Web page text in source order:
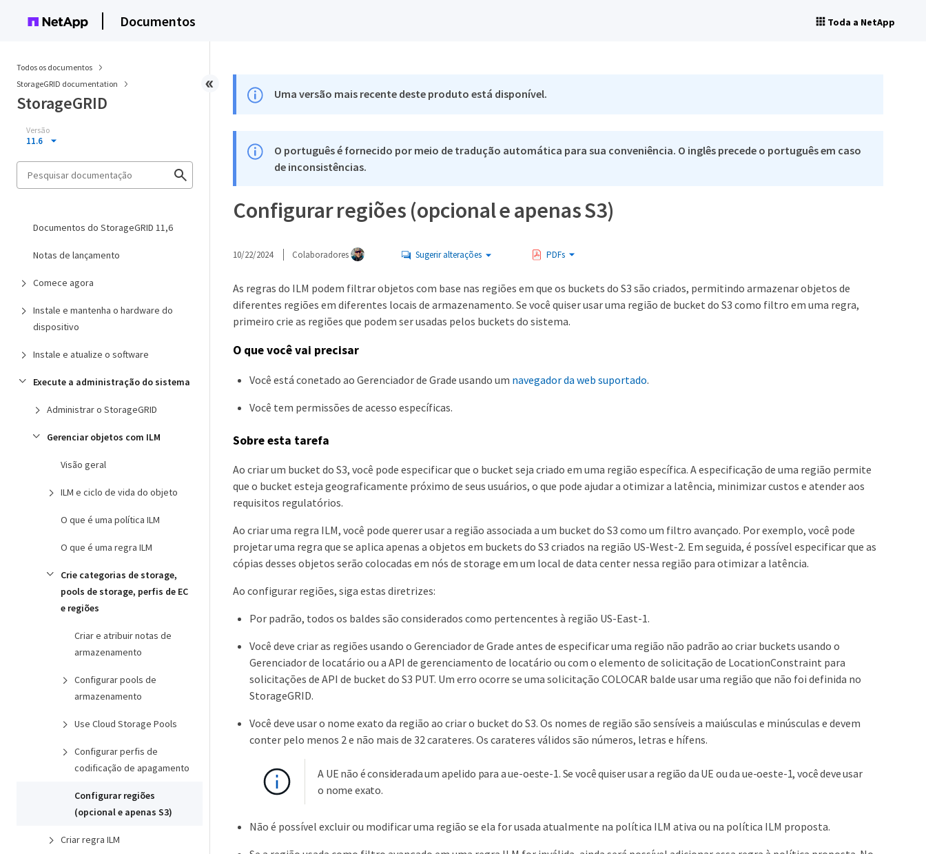
Documentos Toda a NetApp
Todos os documentos
StorageGRID documentation
StorageGRID
Versão
11.6
Documentos do StorageGRID 11,6
Notas de lançamento
Comece agora
Instale e mantenha o hardware do
dispositivo
Instale e atualize o software
Execute a administração do sistema
Administrar o StorageGRID
Gerenciar objetos com ILM
Visão geral
ILM e ciclo de vida do objeto
O que é uma política ILM
O que é uma regra ILM
Crie categorias de storage,
pools de storage, perfis de EC
e regiões
Criar e atribuir notas de
armazenamento
Configurar pools de
armazenamento
Use Cloud Storage Pools
Configurar perfis de
codificação de apagamento
Configurar regiões
(opcional e apenas S3)
Criar regra ILM
Uma versão mais recente deste produto está disponível.
O português é fornecido por meio de tradução automática para sua conveniência. O inglês precede o português em caso
de inconsistências.
Configurar regiões (opcional e apenas S3)
10/22/2024 Colaboradores Sugerir alterações PDFs
As regras do ILM podem filtrar objetos com base nas regiões em que os buckets do S3 são criados, permitindo armazenar objetos de
diferentes regiões em diferentes locais de armazenamento. Se você quiser usar uma região de bucket do S3 como filtro em uma regra,
primeiro crie as regiões que podem ser usadas pelos buckets do sistema.
O que você vai precisar
Você está conetado ao Gerenciador de Grade usando um navegador da web suportado.
Você tem permissões de acesso específicas.
Sobre esta tarefa
Ao criar um bucket do S3, você pode especificar que o bucket seja criado em uma região específica. A especificação de uma região permite
que o bucket esteja geograficamente próximo de seus usuários, o que pode ajudar a otimizar a latência, minimizar custos e atender aos
requisitos regulatórios.
Ao criar uma regra ILM, você pode querer usar a região associada a um bucket do S3 como um filtro avançado. Por exemplo, você pode
projetar uma regra que se aplica apenas a objetos em buckets do S3 criados na região US-West-2. Em seguida, é possível especificar que as
cópias desses objetos serão colocadas em nós de storage em um local de data center nessa região para otimizar a latência.
Ao configurar regiões, siga estas diretrizes:
Por padrão, todos os baldes são considerados como pertencentes à região US-East-1.
Você deve criar as regiões usando o Gerenciador de Grade antes de especificar uma região não padrão ao criar buckets usando o
Gerenciador de locatário ou a API de gerenciamento de locatário ou com o elemento de solicitação de LocationConstraint para
solicitações de API de bucket do S3 PUT. Um erro ocorre se uma solicitação COLOCAR balde usar uma região que não foi definida no
StorageGRID.
Você deve usar o nome exato da região ao criar o bucket do S3. Os nomes de região são sensíveis a maiúsculas e minúsculas e devem
conter pelo menos 2 e não mais de 32 carateres. Os carateres válidos são números, letras e hífens.
A UE não é considerada um apelido para a ue-oeste-1. Se você quiser usar a região da UE ou da ue-oeste-1, você deve usar
o nome exato.
Não é possível excluir ou modificar uma região se ela for usada atualmente na política ILM ativa ou na política ILM proposta.